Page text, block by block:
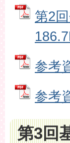
第2
参考
参考
第3回